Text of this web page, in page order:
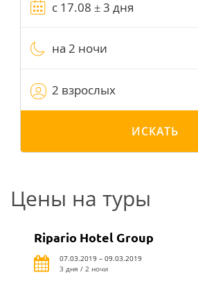
на 2 ночи
2 взрослых
ИСКАТЬ
Цены на туры
Ripario Hotel Group
07.03.2019 – 09.03.2019
3 дня / 2 ночи